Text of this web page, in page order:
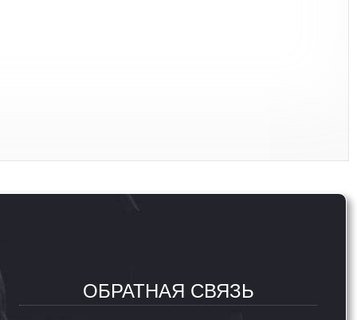
ОБРАТНАЯ СВЯЗЬ